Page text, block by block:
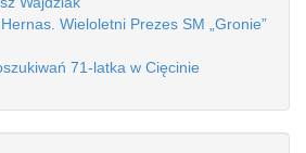
Wieloletni Prezes SM „Gronie”
71-latka w Cięcinie